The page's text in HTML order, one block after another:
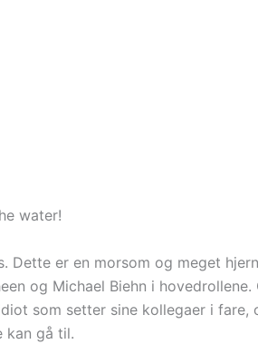
water!
Dette er en morsom og meget
og Michael Biehn i hovedrollene.
som setter sine kollegaer i fare,
kan gå til.